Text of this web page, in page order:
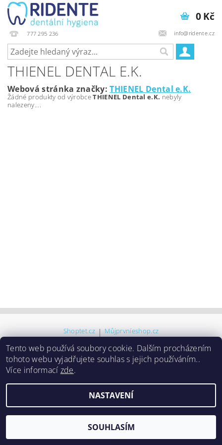
777 295 236 info@ridente.cz
0 Kč
THIENEL DENTAL E.K.
Webová stránka značky:THIENEL Dental e.K.
Žádné produkty od výrobceTHIENEL Dental e.K. nebyly
nalezeny....
Shoptet.cz | Můjprvníeshop.cz
2026 © Ridente , všechna práva vyhrazena
Vytvořil Shoptet
Tento web používá soubory cookie. Dalším procházením
tohoto webu vyjadřujete souhlas s jejich používáním..
Více informací zde.
NASTAVENÍ
SOUHLASÍM